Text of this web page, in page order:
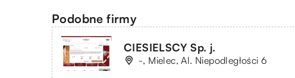
Podobne firmy
CIESIELSCY Sp. j.
-, Mielec, Al. Niepodległości 6